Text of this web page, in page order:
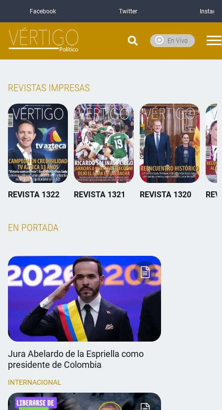
Facebook Twitter
En Vivo
REVISTAS IMPRESAS
REVISTA 1322 REVISTA 1321 REVISTA 1320
EN PORTADA
Jura Abelardo de la Espriella como
presidente de Colombia
INTERNACIONAL